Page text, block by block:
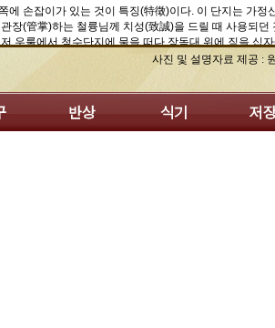
에 손잡이가 있는 것이 특징(特徵)이다. 이 단지는 가정
장(管掌)하는 철륭님께 치성(致誠)을 드릴 때 사용되던
우룰에서 청수단지에 물을 떠다 장독대 위에 짚을 십
의 평안과 가족의 건강 등을 빌었다. 몸체에는 2개의 손
사진 및 설명자료 제공 :